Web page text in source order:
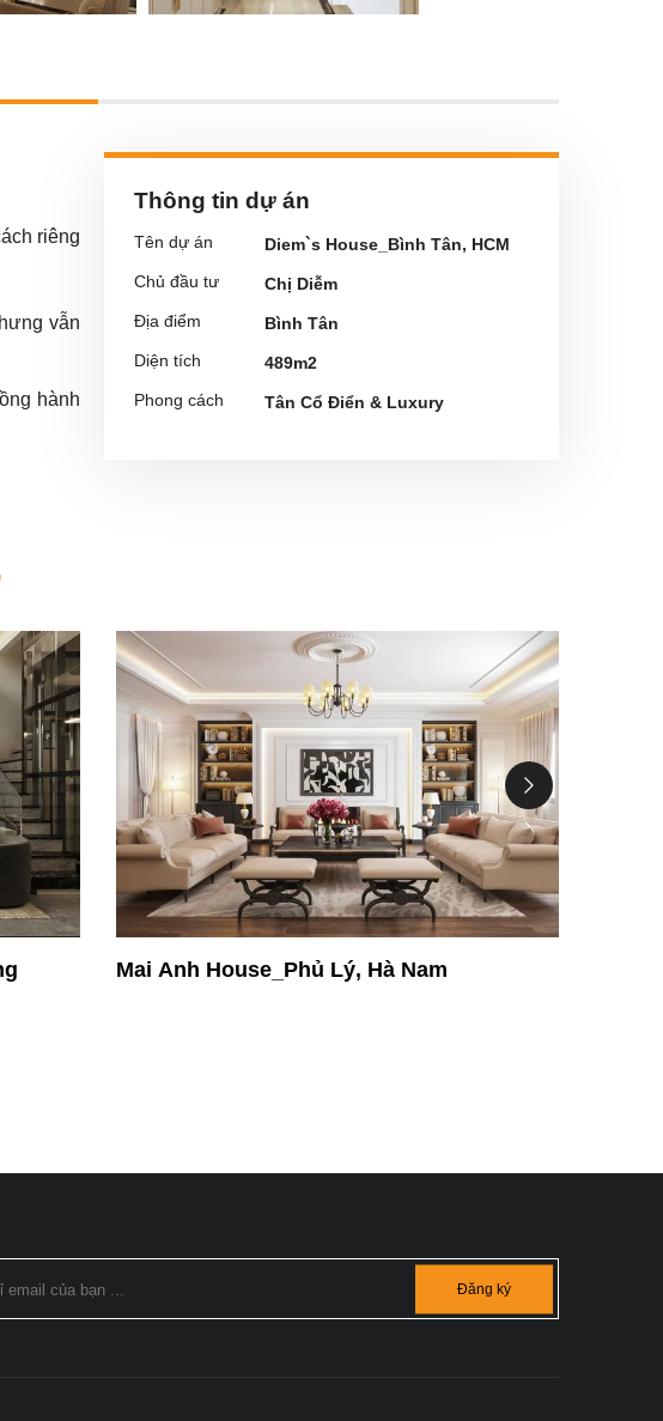
riêng
vẫn
hành
Thông tin dự án
Tên dự án
Diem`s House_Bình Tân, HCM
Chủ đầu tư
Chị Diễm
Địa điểm
Bình Tân
Diện tích
489m2
Phong cách
Tân Cổ Điển & Luxury
Nam Long Biên House_Cự Khối, HN
Đăng ký